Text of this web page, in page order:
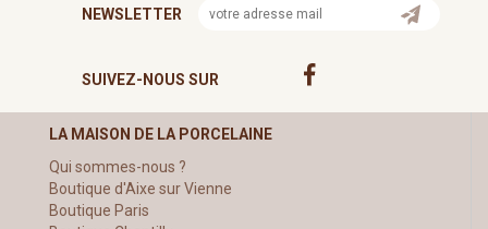
NEWSLETTER
SUIVEZ-NOUS SUR
LA MAISON DE LA PORCELAINE
Qui sommes-nous ?
Boutique d'Aixe sur Vienne
Boutique Paris